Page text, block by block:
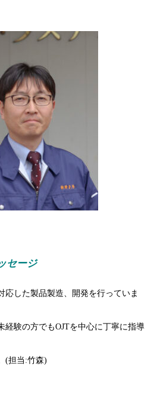
セージ
応した製品製造、開発を行っていま
経験の方でもOJTを中心に丁寧に指導
(担当:竹森)